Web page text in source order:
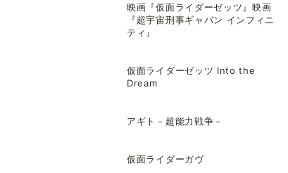
映画『仮面ライダーゼッツ』映画
『超宇宙刑事ギャバン インフィニ
ティ』
仮面ライダーゼッツ Into the
Dream
アギト－超能力戦争－
仮面ライダーガヴ